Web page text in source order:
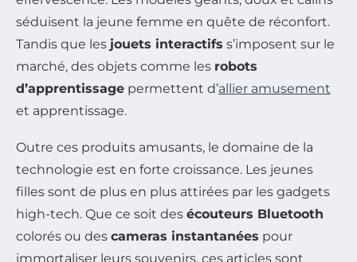
séduisent la jeune femme en quête de réconfort.
Tandis que les jouets interactifs s’imposent sur le
marché, des objets comme les robots
d’apprentissage permettent d’allier amusement
et apprentissage.
Outre ces produits amusants, le domaine de la
technologie est en forte croissance. Les jeunes
filles sont de plus en plus attirées par les gadgets
high-tech. Que ce soit des écouteurs Bluetooth
colorés ou des cameras instantanées pour
immortaliser leurs souvenirs, ces articles sont